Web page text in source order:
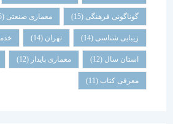
گوناگونی فرهنگی (15) معماری صنعتی(15)
زیبایی شناسی (14) تهران خدمات
استان سال(12) معماری پایدار (12)
معرفی کتاب(11)